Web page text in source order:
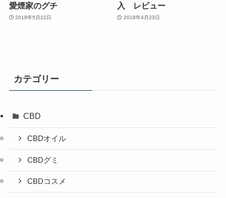
愛煙家のグチ
2018年5月22日
入 レビュー
2018年4月23日
カテゴリー
CBD
CBDオイル
CBDグミ
CBDコスメ